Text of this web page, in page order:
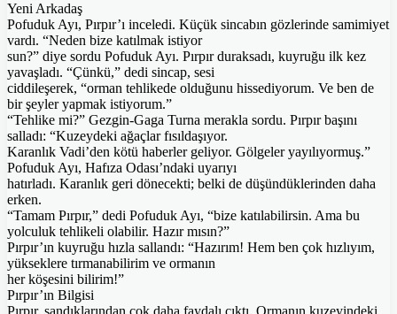
Yeni Arkadaş
Pofuduk Ayı, Pırpır’ı inceledi. Küçük sincabın gözlerinde samimiyet
vardı. “Neden bize katılmak istiyor
sun?” diye sordu Pofuduk Ayı. Pırpır duraksadı, kuyruğu ilk kez
yavaşladı. “Çünkü,” dedi sincap, sesi
ciddileşerek, “orman tehlikede olduğunu hissediyorum. Ve ben de
bir şeyler yapmak istiyorum.”
“Tehlike mi?” Gezgin-Gaga Turna merakla sordu. Pırpır başını
salladı: “Kuzeydeki ağaçlar fısıldaşıyor.
Karanlık Vadi’den kötü haberler geliyor. Gölgeler yayılıyormuş.”
Pofuduk Ayı, Hafıza Odası’ndaki uyarıyı
hatırladı. Karanlık geri dönecekti; belki de düşündüklerinden daha
erken.
“Tamam Pırpır,” dedi Pofuduk Ayı, “bize katılabilirsin. Ama bu
yolculuk tehlikeli olabilir. Hazır mısın?”
Pırpır’ın kuyruğu hızla sallandı: “Hazırım! Hem ben çok hızlıyım,
yükseklere tırmanabilirim ve ormanın
her köşesini bilirim!”
Pırpır’ın Bilgisi
Pırpır, sandıklarından çok daha faydalı çıktı. Ormanın kuzeyindeki